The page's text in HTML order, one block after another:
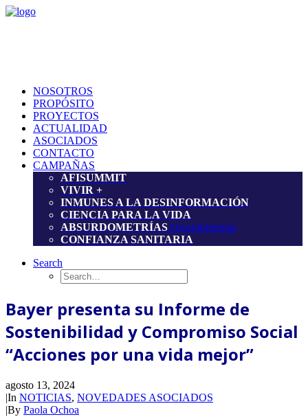
NOSOTROS
PROPÓSITO
PROYECTOS
ACTUALIDAD
ASOCIADOS
CONTACTO
CAMPAÑAS
AFISUMMIT
VIVIR +
INMUNES A LA DESINFORMACIÓN
CIENCIA PARA LA VIDA
ABSURDOMETRÍASAbsurdometrias
CONFIANZA SANITARIA
Search
Bayer presenta su Informe de
Sostenibilidad y Compromiso Social
“Acciones por una vida mejor”
agosto 13, 2024
|In NOTICIAS, NOVEDADES ASOCIADOS
|By Paola Ochoa